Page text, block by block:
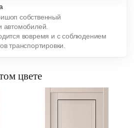
собственный
автомобилей.
вовремя и с соблюдением
транспортировки.
цвете